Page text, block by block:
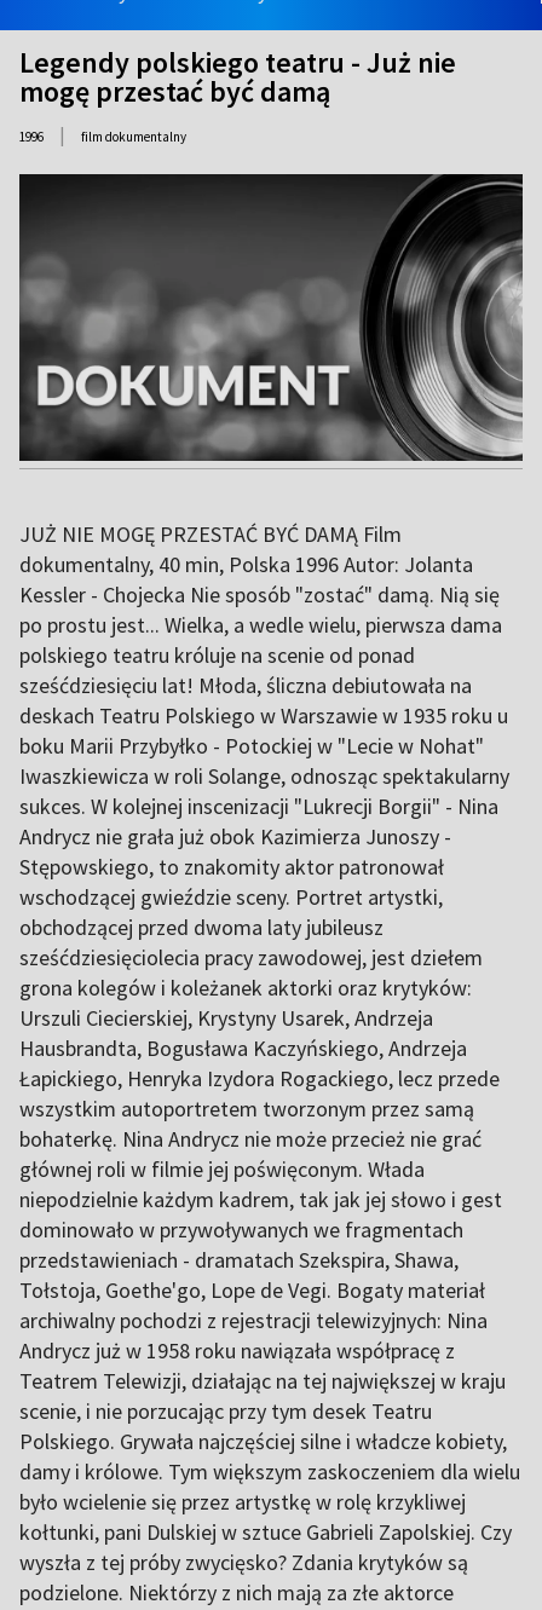
Legendy polskiego teatru - Już nie
mogę przestać być damą
1996 | film dokumentalny
JUŻ NIE MOGĘ PRZESTAĆ BYĆ DAMĄ Film
dokumentalny, 40 min, Polska 1996 Autor: Jolanta
Kessler - Chojecka Nie sposób "zostać" damą. Nią się
po prostu jest... Wielka, a wedle wielu, pierwsza dama
polskiego teatru króluje na scenie od ponad
sześćdziesięciu lat! Młoda, śliczna debiutowała na
deskach Teatru Polskiego w Warszawie w 1935 roku u
boku Marii Przybyłko - Potockiej w "Lecie w Nohat"
Iwaszkiewicza w roli Solange, odnosząc spektakularny
sukces. W kolejnej inscenizacji "Lukrecji Borgii" - Nina
Andrycz nie grała już obok Kazimierza Junoszy -
Stępowskiego, to znakomity aktor patronował
wschodzącej gwieździe sceny. Portret artystki,
obchodzącej przed dwoma laty jubileusz
sześćdziesięciolecia pracy zawodowej, jest dziełem
grona kolegów i koleżanek aktorki oraz krytyków:
Urszuli Ciecierskiej, Krystyny Usarek, Andrzeja
Hausbrandta, Bogusława Kaczyńskiego, Andrzeja
Łapickiego, Henryka Izydora Rogackiego, lecz przede
wszystkim autoportretem tworzonym przez samą
bohaterkę. Nina Andrycz nie może przecież nie grać
głównej roli w filmie jej poświęconym. Włada
niepodzielnie każdym kadrem, tak jak jej słowo i gest
dominowało w przywoływanych we fragmentach
przedstawieniach - dramatach Szekspira, Shawa,
Tołstoja, Goethe'go, Lope de Vegi. Bogaty materiał
archiwalny pochodzi z rejestracji telewizyjnych: Nina
Andrycz już w 1958 roku nawiązała współpracę z
Teatrem Telewizji, działając na tej największej w kraju
scenie, i nie porzucając przy tym desek Teatru
Polskiego. Grywała najczęściej silne i władcze kobiety,
damy i królowe. Tym większym zaskoczeniem dla wielu
było wcielenie się przez artystkę w rolę krzykliwej
kołtunki, pani Dulskiej w sztuce Gabrieli Zapolskiej. Czy
wyszła z tej próby zwycięsko? Zdania krytyków są
podzielone. Niektórzy z nich mają za złe aktorce